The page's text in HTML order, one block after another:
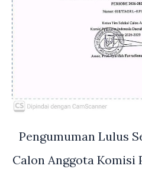
Pengumuman Lulus
Calon Anggota Komisi